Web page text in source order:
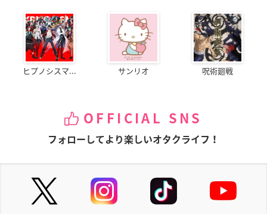
ヒプノシスマ... サンリオ 呪術廻戦
OFFICIAL SNS
フォローしてより楽しいオタクライフ！